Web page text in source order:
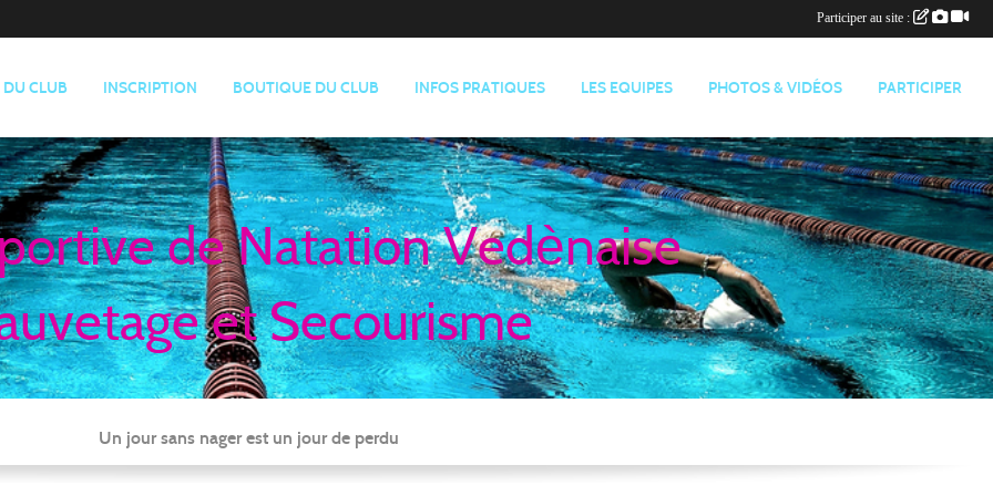
DU CLUB INSCRIPTION BOUTIQUE DU CLUB INFOS PRATIQUES LES EQUIPES PHOTOS & VIDÉOS PARTICIPER
de Natation Vedènaise
et Secourisme
Un jour sans nager est un jour de perdu
Participer au site :